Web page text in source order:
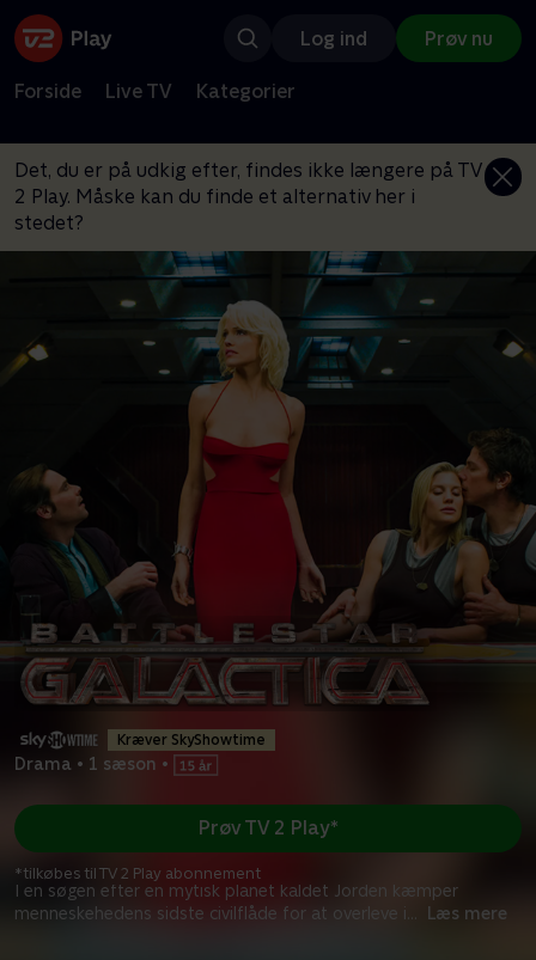
Log ind Prøv nu
Forside Live TV Kategorier
Det, du er på udkig efter, findes ikke længere på TV
2 Play. Måske kan du finde et alternativ her i
stedet?
Kræver SkyShowtime
Drama • 1 sæson •
I en søgen efter en mytisk planet kaldet Jorden kæmper
menneskehedens sidste civilflåde for at overleve i
Læs mere
Prøv TV 2 Play*
*tilkøbes til TV 2 Play abonnement